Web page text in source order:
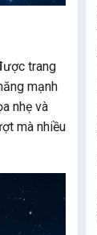
trang
mạnh
nhẹ và
mà nhiều